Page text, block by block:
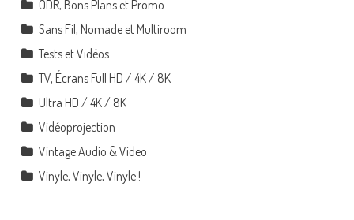
ODR, Bons Plans et Promo…
Sans Fil, Nomade et Multiroom
Tests et Vidéos
TV, Écrans Full HD / 4K / 8K
Ultra HD / 4K / 8K
Vidéoprojection
Vintage Audio & Video
Vinyle, Vinyle, Vinyle !